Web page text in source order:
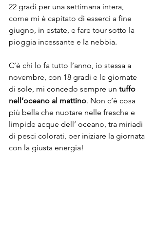
22 gradi per una settimana intera,
come mi è capitato di esserci a fine
giugno, in estate, e fare tour sotto la
pioggia incessante e la nebbia.
C’è chi lo fa tutto l’anno, io stessa a
novembre, con 18 gradi e le giornate
di sole, mi concedo sempre un tuffo
nell’oceano al mattino. Non c’è cosa
più bella che nuotare nelle fresche e
limpide acque dell’ oceano, tra miriadi
di pesci colorati, per iniziare la giornata
con la giusta energia!